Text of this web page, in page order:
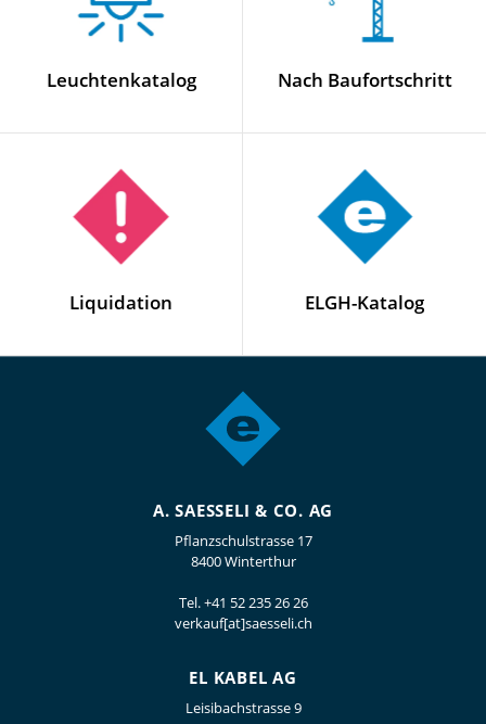
Leuchtenkatalog Nach Baufortschritt
Liquidation ELGH-Katalog
A. SAESSELI & CO. AG
Pflanzschulstrasse 17
8400 Winterthur
Tel.+41 52 235 26 26
verkauf[at]saesseli.ch
EL KABEL AG
Leisibachstrasse 9